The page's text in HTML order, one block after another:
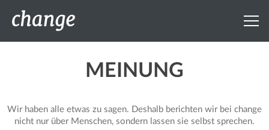
MEINUNG
Wir haben alle etwas zu sagen. Deshalb berichten wir bei change
nicht nur über Menschen, sondern lassen sie selbst sprechen.